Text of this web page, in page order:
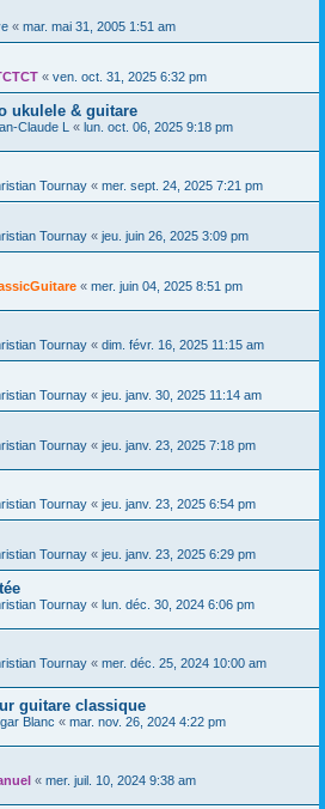
« mar. mai 31, 2005 1:51 am
« ven. oct. 31, 2025 6:32 pm
ukulele & guitare
Claude L « lun. oct. 06, 2025 9:18 pm
Tournay « mer. sept. 24, 2025 7:21 pm
Tournay « jeu. juin 26, 2025 3:09 pm
« mer. juin 04, 2025 8:51 pm
Tournay « dim. févr. 16, 2025 11:15 am
Tournay « jeu. janv. 30, 2025 11:14 am
Tournay « jeu. janv. 23, 2025 7:18 pm
Tournay « jeu. janv. 23, 2025 6:54 pm
Tournay « jeu. janv. 23, 2025 6:29 pm
Tournay « lun. déc. 30, 2024 6:06 pm
Tournay « mer. déc. 25, 2024 10:00 am
guitare classique
Blanc « mar. nov. 26, 2024 4:22 pm
« mer. juil. 10, 2024 9:38 am